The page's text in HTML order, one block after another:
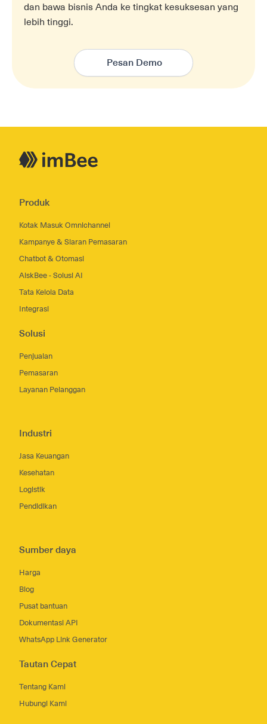
dan bawa bisnis Anda ke tingkat kesuksesan yang
lebih tinggi.
Pesan Demo
Produk
Kotak Masuk Omnichannel
Kampanye & Siaran Pemasaran
Chatbot & Otomasi
AiskBee - Solusi AI
Tata Kelola Data
Integrasi
Solusi
Penjualan
Pemasaran
Layanan Pelanggan
Industri
Jasa Keuangan
Kesehatan
Logistik
Pendidikan
Sumber daya
Harga
Blog
Pusat bantuan
Dokumentasi API
WhatsApp Link Generator
Tautan Cepat
Tentang Kami
Hubungi Kami